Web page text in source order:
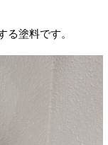
塗料です。